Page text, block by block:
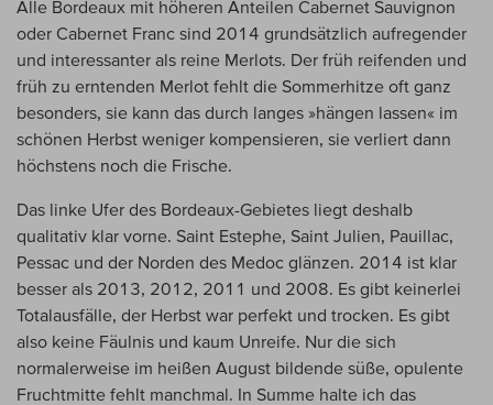
Alle Bordeaux mit höheren Anteilen Cabernet Sauvignon
oder Cabernet Franc sind 2014 grundsätzlich aufregender
und interessanter als reine Merlots. Der früh reifenden und
früh zu erntenden Merlot fehlt die Sommerhitze oft ganz
besonders, sie kann das durch langes »hängen lassen« im
schönen Herbst weniger kompensieren, sie verliert dann
höchstens noch die Frische.
Das linke Ufer des Bordeaux-Gebietes liegt deshalb
qualitativ klar vorne. Saint Estephe, Saint Julien, Pauillac,
Pessac und der Norden des Medoc glänzen. 2014 ist klar
besser als 2013, 2012, 2011 und 2008. Es gibt keinerlei
Totalausfälle, der Herbst war perfekt und trocken. Es gibt
also keine Fäulnis und kaum Unreife. Nur die sich
normalerweise im heißen August bildende süße, opulente
Fruchtmitte fehlt manchmal. In Summe halte ich das